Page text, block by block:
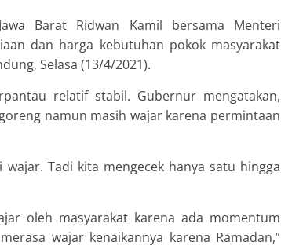
Barat Ridwan Kamil bersama Menteri
dan harga kebutuhan pokok masyarakat
Selasa (13/4/2021).
relatif stabil. Gubernur mengatakan,
namun masih wajar karena permintaan
Tadi kita mengecek hanya satu hingga
oleh masyarakat karena ada momentum
wajar kenaikannya karena Ramadan,”